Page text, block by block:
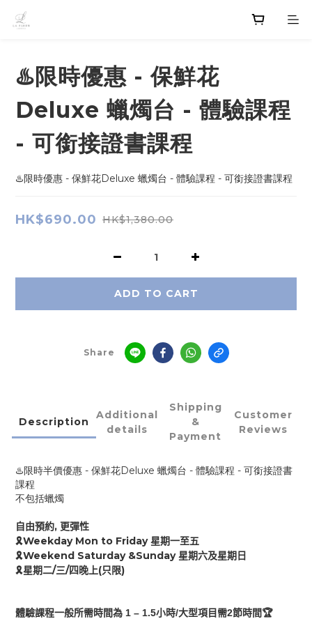
♨️限時優惠 - 保鮮花
Deluxe 蠟燭台 - 體驗課程
- 可銜接證書課程
♨️限時優惠 - 保鮮花Deluxe 蠟燭台 - 體驗課程 - 可銜接證書課程
HK$690.00 HK$1,380.00
ADD TO CART
Share
Description
Additional
details
Shipping
&
Payment
Customer
Reviews
♨️限時半價優惠 - 保鮮花Deluxe 蠟燭台 - 體驗課程 - 可銜接證書
課程
不包括蠟燭
自由預約, 更彈性
🎗Weekday Mon to Friday 星期一至五
🎗Weekend Saturday &Sunday 星期六及星期日
🎗星期二/三/四 晚上(只限)
體驗課程一般所需時間為 1 – 1.5小時/大型項目需2節時間 🏆